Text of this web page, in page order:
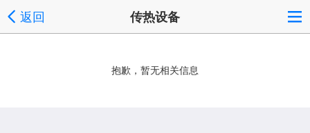
返回 传热设备
抱歉，暂无相关信息